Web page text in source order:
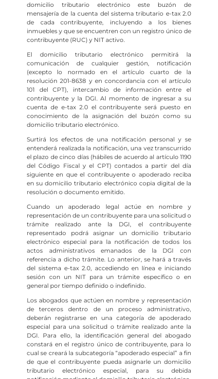
domicilio tributario electrónico este buzón de
mensajería de la cuenta del sistema tributario e-tax 2.0
de cada contribuyente, incluyendo a los bienes
inmuebles y que se encuentren con un registro único de
contribuyente (RUC) y NIT activo.
El domicilio tributario electrónico permitirá la
comunicación de cualquier gestión, notificación
(excepto lo normado en el artículo cuarto de la
resolución 201-8638 y en concordancia con el artículo
101 del CPT), intercambio de información entre el
contribuyente y la DGI. Al momento de ingresar a su
cuenta de e-tax 2.0 el contribuyente será puesto en
conocimiento de la asignación del buzón como su
domicilio tributario electrónico.
Surtirá los efectos de una notificación personal y se
entenderá realizada la notificación, una vez transcurrido
el plazo de cinco días (hábiles de acuerdo al artículo 1190
del Código Fiscal y el CPT) contados a partir del día
siguiente en que el contribuyente o apoderado reciba
en su domicilio tributario electrónico copia digital de la
resolución o documento emitido.
Cuando un apoderado legal actúe en nombre y
representación de un contribuyente para una solicitud o
trámite realizado ante la DGI, el contribuyente
representado podrá asignar un domicilio tributario
electrónico especial para la notificación de todos los
actos administrativos emanados de la DGI con
referencia a dicho trámite. Lo anterior, se hará a través
del sistema e-tax 2.0, accediendo en línea e iniciando
sesión con un NIT para un trámite específico o en
general por tiempo definido o indefinido.
Los abogados que actúen en nombre y representación
de terceros dentro de un proceso administrativo,
deberán registrarse en una categoría de apoderado
especial para una solicitud o trámite realizado ante la
DGI. Para ello, la identificación general del abogado
constará en el registro único de contribuyente, para lo
cual se creará la subcategoría “apoderado especial” a fin
de que el contribuyente pueda asignarle un domicilio
tributario electrónico especial, para su debida